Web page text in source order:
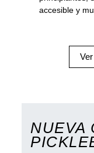
accesible y
NUEVA